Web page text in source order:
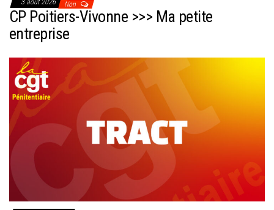
3 août 2026 Non
CP Poitiers-Vivonne >>> Ma petite
entreprise